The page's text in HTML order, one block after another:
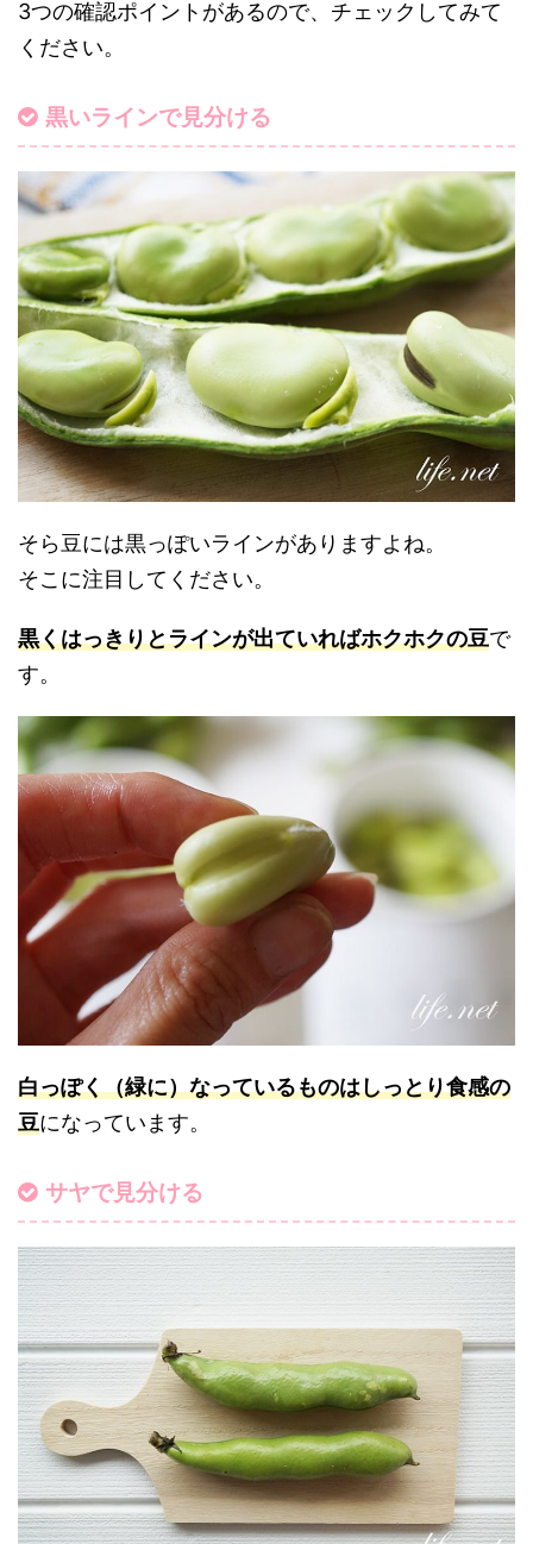
3つの確認ポイントがあるので、チェックしてみて
ください。
黒いラインで見分ける
そら豆には黒っぽいラインがありますよね。
そこに注目してください。
黒くはっきりとラインが出ていればホクホクの豆で
す。
白っぽく（緑に）なっているものはしっとり食感の
豆になっています。
サヤで見分ける